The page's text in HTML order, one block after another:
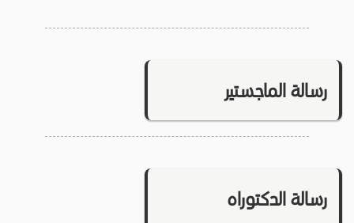
رسالة الماجستير
رسالة الدكتوراه